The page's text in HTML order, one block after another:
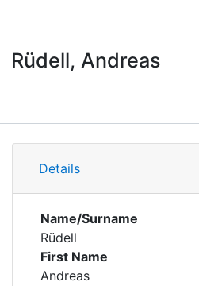
Rüdell, Andreas
Details
Details
Name/Surname
Rüdell
First Name
Andreas